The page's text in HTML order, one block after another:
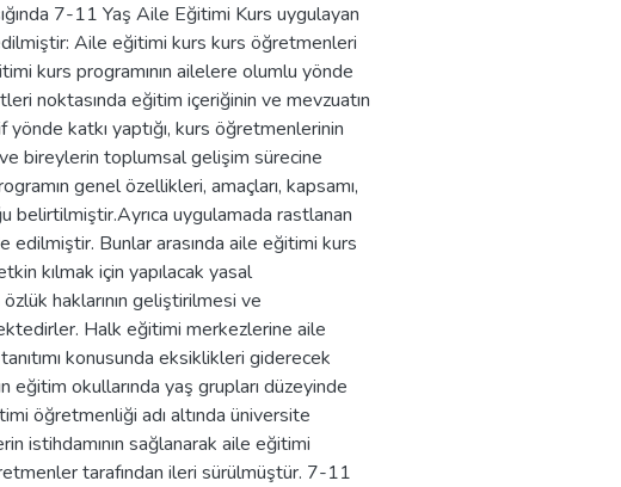
7-11 Yaş Aile Eğitimi Kurs uygulayan
Aile eğitimi kurs kurs öğretmenleri
kurs programının ailelere olumlu yönde
noktasında eğitim içeriğinin ve mevzuatın
katkı yaptığı, kurs öğretmenlerinin
bireylerin toplumsal gelişim sürecine
genel özellikleri, amaçları, kapsamı,
belirtilmiştir.Ayrıca uygulamada rastlanan
Bunlar arasında aile eğitimi kurs
kılmak için yapılacak yasal
haklarının geliştirilmesi ve
Halk eğitimi merkezlerine aile
konusunda eksiklikleri giderecek
okullarında yaş grupları düzeyinde
öğretmenliği adı altında üniversite
istihdamının sağlanarak aile eğitimi
tarafından ileri sürülmüştür. 7-11